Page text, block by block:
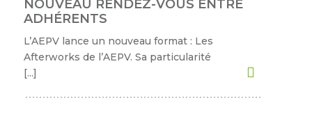
Semaine
de
l’industrie
et
NOUVEAU RENDEZ-VOUS ENTRE
ADHÉRENTS
L’AEPV lance un nouveau format : Les
Afterworks de l’AEPV. Sa particularité
[…]